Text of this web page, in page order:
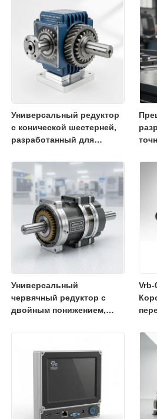
обработки материалов
Универсальный редуктор
с конической шестерней,
разработанный для
передачи мощности и
минимизации затрат на
техническое
обслуживание
Универсальный
червячный редуктор с
двойным понижением,
выходного крутящего
момента в автоматизации
Vrb-